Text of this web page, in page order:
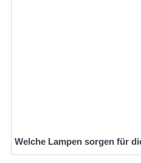
Welche Lampen sorgen für